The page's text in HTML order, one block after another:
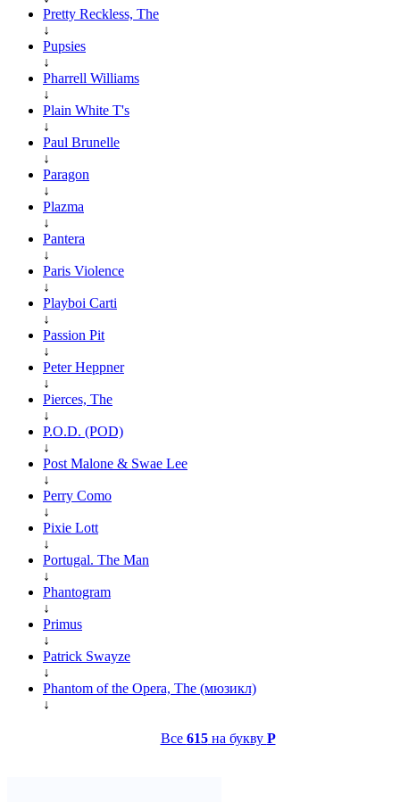
Pretty Reckless, The
↓
Pupsies
↓
Pharrell Williams
↓
Plain White T's
↓
Paul Brunelle
↓
Paragon
↓
Plazma
↓
Pantera
↓
Paris Violence
↓
Playboi Carti
↓
Passion Pit
↓
Peter Heppner
↓
Pierces, The
↓
P.O.D. (POD)
↓
Post Malone & Swae Lee
↓
Perry Como
↓
Pixie Lott
↓
Portugal. The Man
↓
Phantogram
↓
Primus
↓
Patrick Swayze
↓
Phantom of the Opera, The (мюзикл)
↓
Все 615на букву P